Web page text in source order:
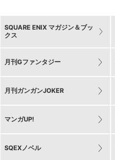
SQUARE ENIX マガジン＆ブッ
クス
月刊Gファンタジー
月刊ガンガンJOKER
マンガUP!
SQEXノベル